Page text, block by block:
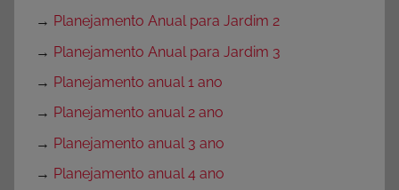
→ Planejamento Anual para Jardim 2
→ Planejamento Anual para Jardim 3
→ Planejamento anual 1 ano
→ Planejamento anual 2 ano
→ Planejamento anual 3 ano
→ Planejamento anual 4 ano